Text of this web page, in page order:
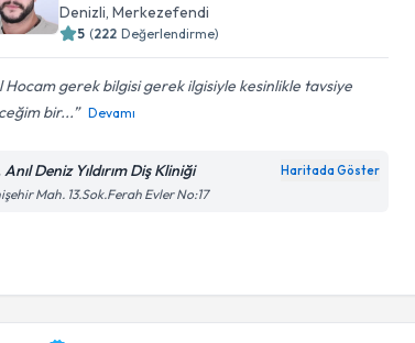
Denizli, Merkezefendi
5 (222 Değerlendirme)
Hocam gerek bilgisi gerek ilgisiyle kesinlikle tavsiye
bir...
Devamı
Deniz Yıldırım Diş Kliniği Haritada Göster
Mah. 13.Sok.Ferah Evler No:17